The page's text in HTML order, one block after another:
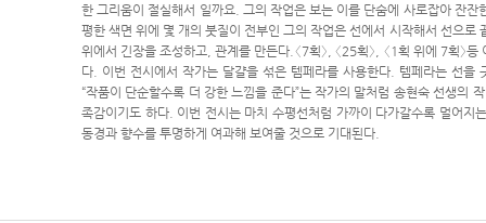
한 그리움이 절실해서 일까요. 그의 작업은 보는 이를 단숨에 사로잡아 잔
평한 색면 위에 몇 개의 붓질이 전부인 그의 작업은 선에서 시작해서 선으로
위에서 긴장을 조성하고, 관계를 만든다.〈7획〉, 〈25획〉, 〈1획 위에 7획
다. 이번 전시에서 작가는 달걀을 섞은 템페라를 사용한다. 템페라는 선을
“작품이 단순할수록 더 강한 느낌을 준다”는 작가의 말처럼 송현숙 선생의
족감이기도 하다. 이번 전시는 마치 수평선처럼 가까이 다가갈수록 멀어지
동경과 향수를 투명하게 여과해 보여줄 것으로 기대된다.